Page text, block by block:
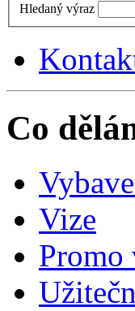
Hledaný výraz
Co
Vize
Promo